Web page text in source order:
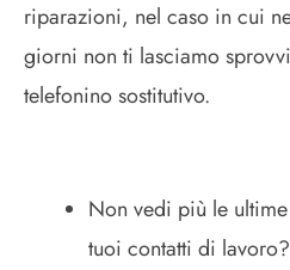
riparazioni, nel caso in cui
giorni non ti lasciamo
telefonino sostitutivo.
Non vedi più le
tuoi contatti di lavoro?